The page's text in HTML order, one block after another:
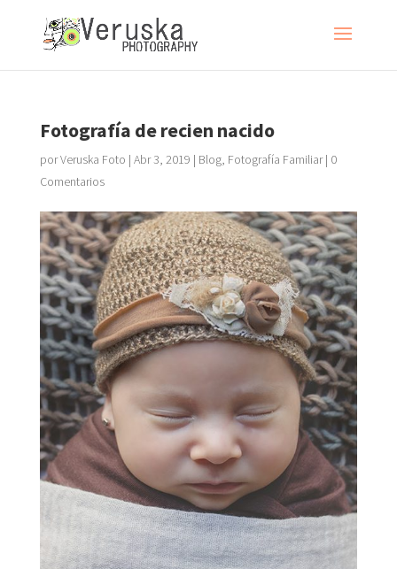
Fotografía de recien nacido
porVeruska Foto | Abr 3, 2019 | Blog, Fotografía Familiar| 0
Comentarios